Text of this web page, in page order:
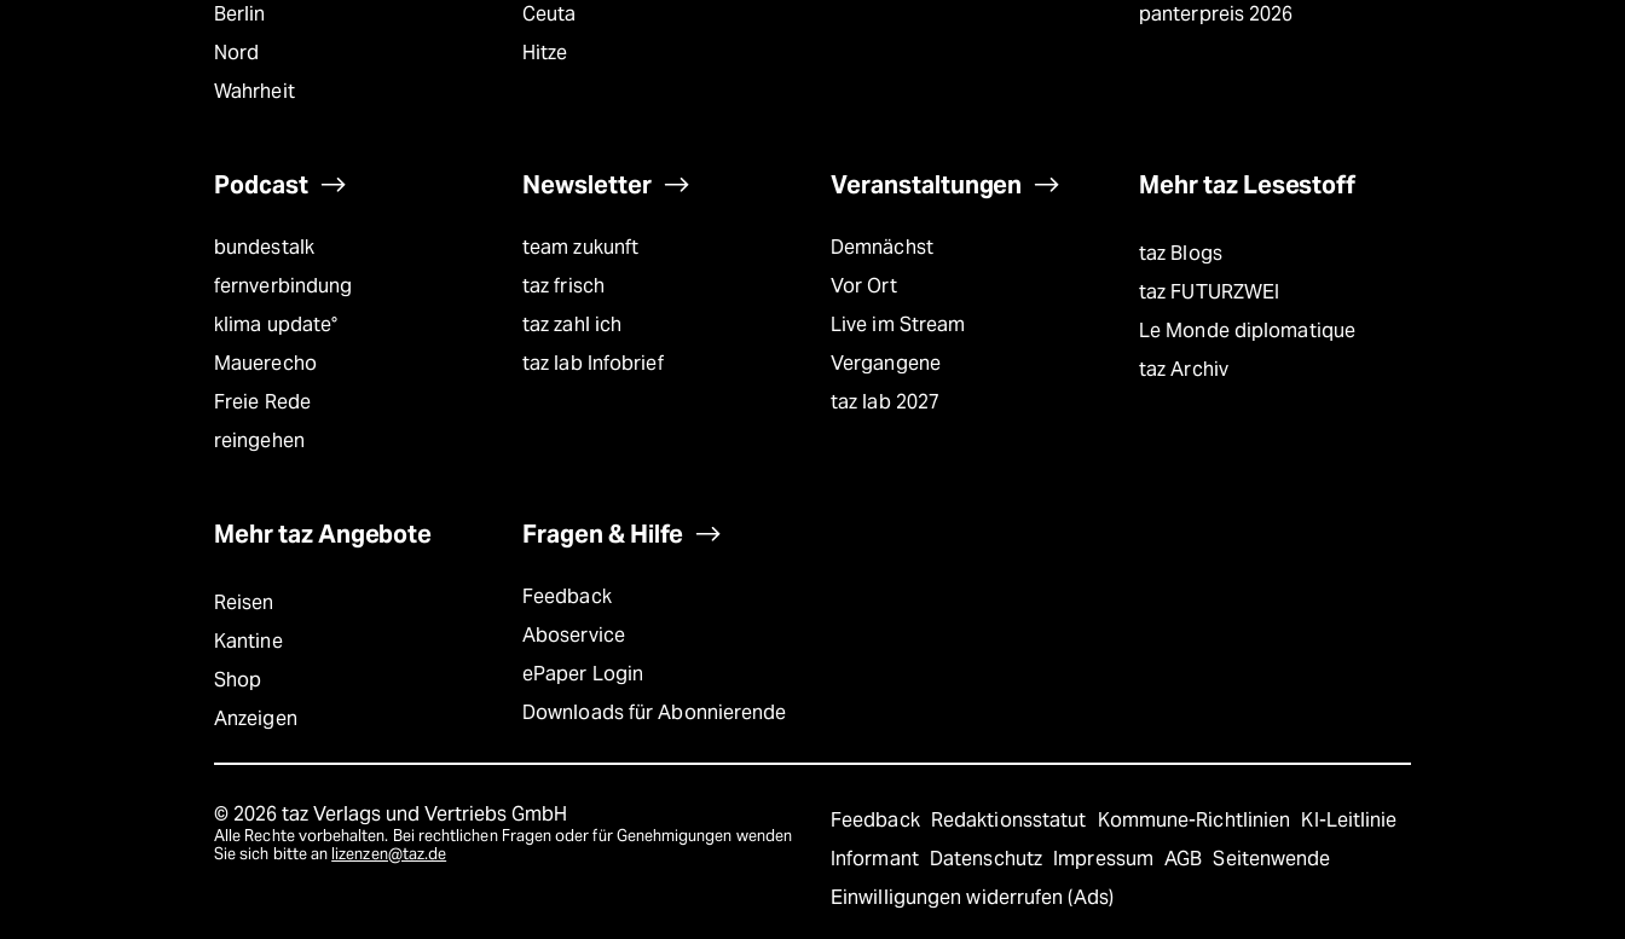
Berlin
Nord
Wahrheit
Ceuta
Hitze
panterpreis 2026
Podcast
bundestalk
fernverbindung
klima update°
Mauerecho
Freie Rede
reingehen
Newsletter
team zukunft
taz frisch
taz zahl ich
taz lab Infobrief
Veranstaltungen
Demnächst
Vor Ort
Live im Stream
Vergangene
taz lab 2027
Mehr taz Lesestoff
taz Blogs
taz FUTURZWEI
Le Monde diplomatique
taz Archiv
Mehr taz Angebote
Reisen
Kantine
Shop
Anzeigen
Fragen & Hilfe
Feedback
Aboservice
ePaper Login
Downloads für Abonnierende
© 2026 taz Verlags und Vertriebs GmbH
Alle Rechte vorbehalten. Bei rechtlichen Fragen oder für Genehmigungen wenden
Sie sich bitte an lizenzen@taz.de
Feedback Redaktionsstatut Kommune-Richtlinien KI-Leitlinie
Informant Datenschutz Impressum AGB Seitenwende
Einwilligungen widerrufen (Ads)